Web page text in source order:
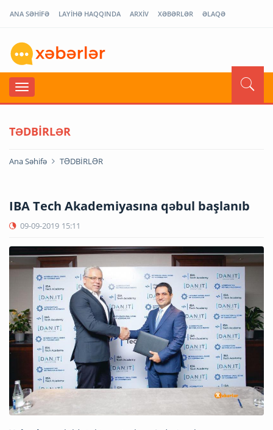
ANA SƏHİFƏ LAYİHƏ HAQQINDA ARXİV XƏBƏRLƏR ƏLAQƏ
TƏDBİRLƏR
Ana Səhifə TƏDBİRLƏR
IBA Tech Akademiyasına qəbul başlanıb
09-09-2019 15:11